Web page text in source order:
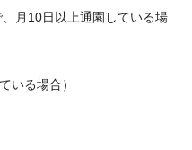
月10日以上通園している場
いる場合）